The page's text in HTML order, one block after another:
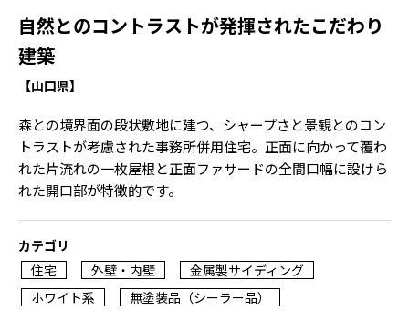
自然とのコントラストが発揮されたこだわり
建築
【山口県】
森との境界面の段状敷地に建つ、シャープさと景観とのコン
トラストが考慮された事務所併用住宅。正面に向かって覆わ
れた片流れの一枚屋根と正面ファサードの全間口幅に設けら
れた開口部が特徴的です。
カテゴリ
住宅
外壁・内壁
金属製サイディング
ホワイト系
無塗装品（シーラー品）